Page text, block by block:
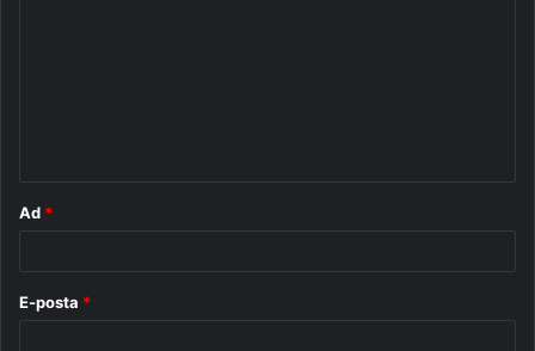
Ad *
E-posta *